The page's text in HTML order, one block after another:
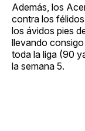
Además, los
contra los
los ávidos pies
llevando
toda la liga (90
la semana 5.